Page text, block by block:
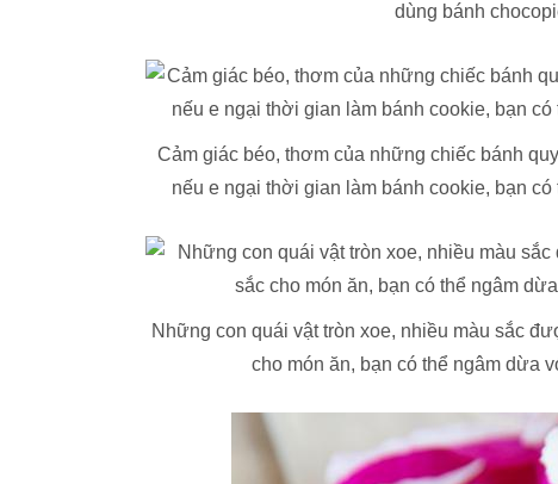
dùng bánh
Cảm giác béo, thơm của những chiếc bánh
nếu e ngại thời gian làm bánh cookie, bạn
Những con quái vật tròn xoe, nhiều màu sắc
cho món ăn, bạn có thể ngâm dừa